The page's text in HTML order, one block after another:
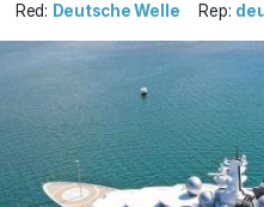
Red: Deutsche Welle Rep: